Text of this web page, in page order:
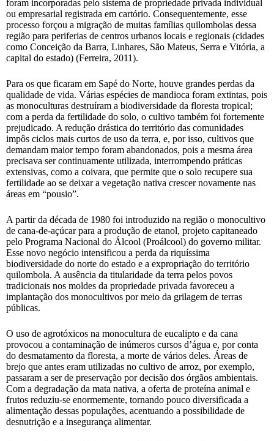
foram incorporadas pelo sistema de propriedade privada individual
ou empresarial registrada em cartório. Consequentemente, esse
processo forçou a migração de muitas famílias quilombolas dessa
região para periferias de centros urbanos locais e regionais (cidades
como Conceição da Barra, Linhares, São Mateus, Serra e Vitória, a
capital do estado) (Ferreira, 2011).
Para os que ficaram em Sapé do Norte, houve grandes perdas da
qualidade de vida. Várias espécies de mandioca foram extintas, pois
as monoculturas destruíram a biodiversidade da floresta tropical;
com a perda da fertilidade do solo, o cultivo também foi fortemente
prejudicado. A redução drástica do território das comunidades
impôs ciclos mais curtos de uso da terra, e, por isso, cultivos que
demandam maior tempo foram abandonados, pois a mesma área
precisava ser continuamente utilizada, interrompendo práticas
extensivas, como a coivara, que permite que o solo recupere sua
fertilidade ao se deixar a vegetação nativa crescer novamente nas
áreas em “pousio”.
A partir da década de 1980 foi introduzido na região o monocultivo
de cana-de-açúcar para a produção de etanol, projeto capitaneado
pelo Programa Nacional do Álcool (Proálcool) do governo militar.
Esse novo negócio intensificou a perda da riquíssima
biodiversidade do norte do estado e a expropriação do território
quilombola. A ausência da titularidade da terra pelos povos
tradicionais nos moldes da propriedade privada favoreceu a
implantação dos monocultivos por meio da grilagem de terras
públicas.
O uso de agrotóxicos na monocultura de eucalipto e da cana
provocou a contaminação de inúmeros cursos d’água e, por conta
do desmatamento da floresta, a morte de vários deles. Áreas de
brejo que antes eram utilizadas no cultivo de arroz, por exemplo,
passaram a ser de preservação por decisão dos órgãos ambientais.
Com a degradação da mata nativa, a oferta de proteína animal e
frutos reduziu-se enormemente, tornando pouco diversificada a
alimentação dessas populações, acentuando a possibilidade de
desnutrição e a insegurança alimentar.